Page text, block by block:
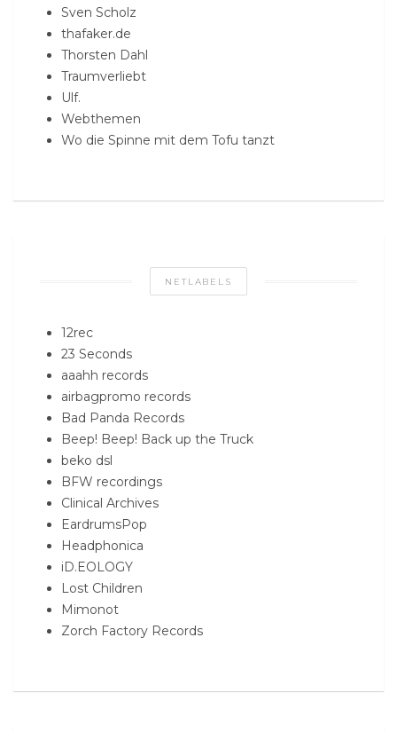
Sven Scholz
thafaker.de
Thorsten Dahl
Traumverliebt
Ulf.
Webthemen
Wo die Spinne mit dem Tofu tanzt
NETLABELS
12rec
23 Seconds
aaahh records
airbagpromo records
Bad Panda Records
Beep! Beep! Back up the Truck
beko dsl
BFW recordings
Clinical Archives
EardrumsPop
Headphonica
iD.EOLOGY
Lost Children
Mimonot
Zorch Factory Records